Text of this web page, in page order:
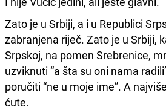
Zato je u Srbiji, a i u Republici
zabranjena riječ. Zato je u Srbiji,
Srpskoj, na pomen Srebrenice,
uzviknuti “a šta su oni nama
poručiti “ne u moje ime”. A
ćute.